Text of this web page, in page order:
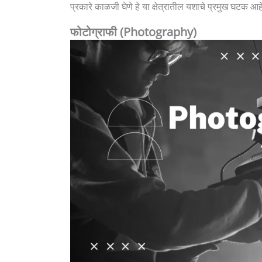
प्रकारे काळजी घेणे हे या क्षेत्रातील यशाचे प्रमुख घटक
फोटोग्राफी (Photography)